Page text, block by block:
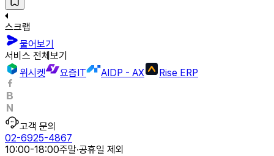
스크랩
물어보기
서비스 전체보기
위시켓
요즘IT AIDP - AX Rise ERP
고객 문의
02-6925-4867
10:00-18:00주말·공휴일 제외